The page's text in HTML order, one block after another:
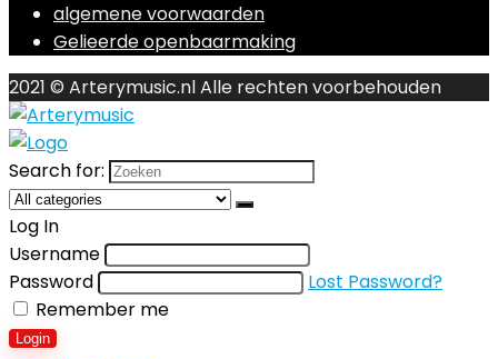
algemene voorwaarden
Gelieerde openbaarmaking
2021 © Arterymusic.nl Alle rechten voorbehouden
Search for:
Log In
Username
Password
Lost Password?
Remember me
Login